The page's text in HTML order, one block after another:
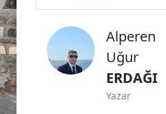
Alperen
Uğur
ERDAĞI
Yazar